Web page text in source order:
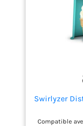
profitez
application :
solidement
efficacement
plus de la
Swirlyzer
Compatible